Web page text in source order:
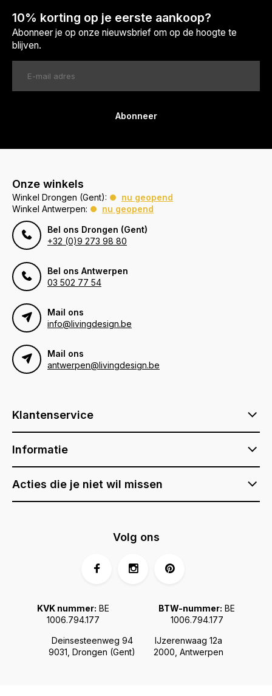
10% korting op je eerste aankoop?
Abonneer je op onze nieuwsbrief om op de hoogte te
blijven.
Abonneer
Onze winkels
Winkel Drongen (Gent):
nu geopend
Winkel Antwerpen:
nu geopend
Bel ons Drongen (Gent)
+32 (0)9 273 98 80
Bel ons Antwerpen
03 502 77 54
Mail ons
info@livingdesign.be
Mail ons
antwerpen@livingdesign.be
Klantenservice
Informatie
Acties die je niet wil missen
Deinsesteenweg 94
9031, Drongen (Gent)
IJzerenwaag 12a
2000, Antwerpen
KVK nummer: BE
1006.794.177
BTW-nummer: BE
1006.794.177
Volg ons